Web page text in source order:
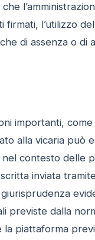
firmati, l’utilizzo
di assenza o di
importanti,
alla vicaria può
contesto delle
inviata
previste dalla
piattaforma